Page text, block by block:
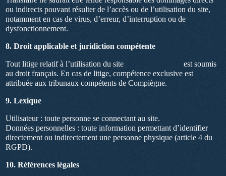
ou indirects pouvant résulter de l’accès ou de l’utilisation du site,
notamment en cas de virus, d’erreur, d’interruption ou de
dysfonctionnement.
8. Droit applicable et juridiction compétente
Tout litige relatif à l’utilisation du site
est soumis
au droit français. En cas de litige, compétence exclusive est
attribuée aux tribunaux compétents de Compiègne.
9. Lexique
Utilisateur : toute personne se connectant au site.
Données personnelles : toute information permettant d’identifier
directement ou indirectement une personne physique (article 4 du
RGPD).
10. Références légales